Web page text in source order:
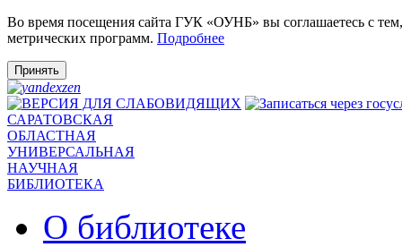
Во время посещения сайта ГУК «ОУНБ» вы соглашаетесь с
метрических программ. Подробнее
Принять
САРАТОВСКАЯ
ОБЛАСТНАЯ
УНИВЕРСАЛЬНАЯ
НАУЧНАЯ
БИБЛИОТЕКА
О библиотеке